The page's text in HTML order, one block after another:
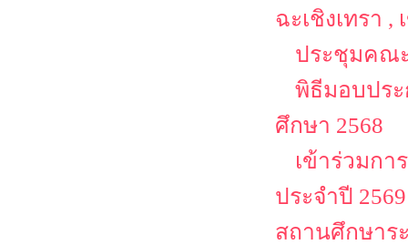
ฉะเชิงเทรา
ประชุมคณ
พิธีมอบประ
ศึกษา 2568
เข้าร่วมกา
ประจำปี
สถานศึกษาร